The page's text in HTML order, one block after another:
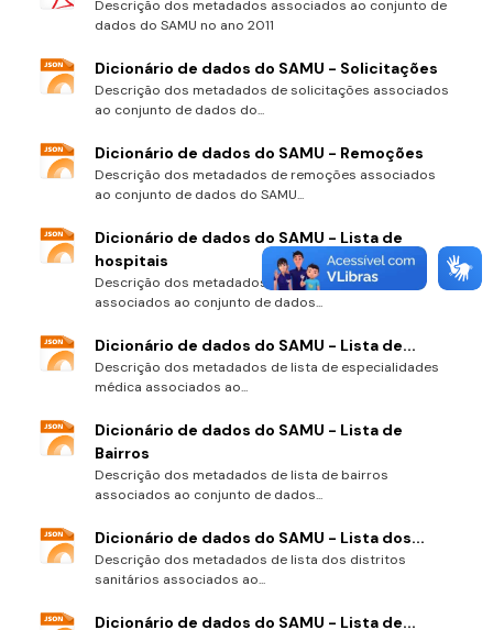
Descrição dos metadados associados ao conjunto de
dados do SAMU no ano 2011
Dicionário de dados do SAMU - Solicitações
Descrição dos metadados de solicitações associados
ao conjunto de dados do...
Dicionário de dados do SAMU - Remoções
Descrição dos metadados de remoções associados
ao conjunto de dados do SAMU...
Dicionário de dados do SAMU - Lista de
hospitais
Descrição dos metadados de lista de hospitais
associados ao conjunto de dados...
Dicionário de dados do SAMU - Lista de...
Descrição dos metadados de lista de especialidades
médica associados ao...
Dicionário de dados do SAMU - Lista de
Bairros
Descrição dos metadados de lista de bairros
associados ao conjunto de dados...
Dicionário de dados do SAMU - Lista dos...
Descrição dos metadados de lista dos distritos
sanitários associados ao...
Dicionário de dados do SAMU - Lista de...